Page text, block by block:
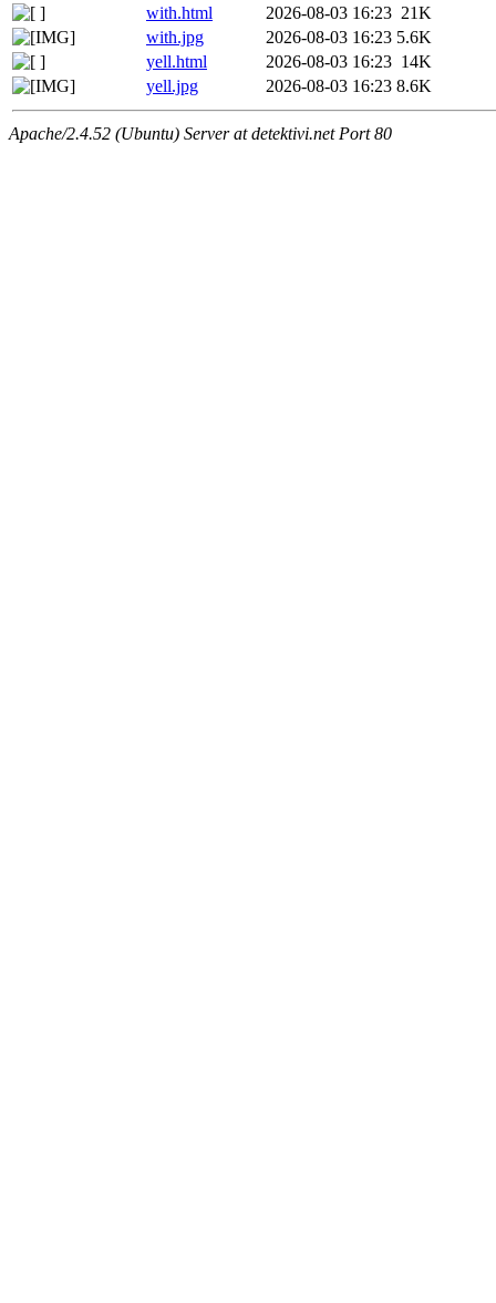
with.html
2026-08-03 16:23 21K
with.jpg
2026-08-03 16:23 5.6K
yell.html
2026-08-03 16:23 14K
yell.jpg
2026-08-03 16:23 8.6K
Apache/2.4.52 (Ubuntu) Server at detektivi.net Port 80